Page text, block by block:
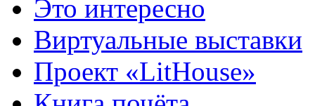
Это интересно
Виртуальные выставки
Проект «LitHouse»